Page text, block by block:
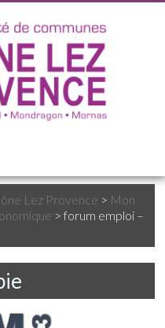
Lez Provence > Mon
>forum emploi –